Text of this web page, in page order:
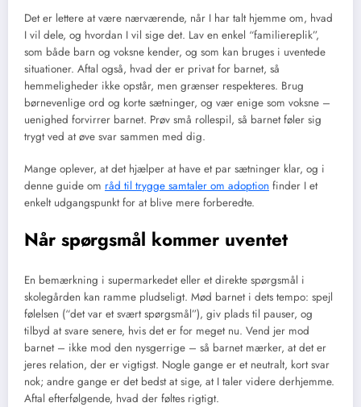
Det er lettere at være nærværende, når I har talt hjemme om, hvad
I vil dele, og hvordan I vil sige det. Lav en enkel “familiereplik”,
som både barn og voksne kender, og som kan bruges i uventede
situationer. Aftal også, hvad der er privat for barnet, så
hemmeligheder ikke opstår, men grænser respekteres. Brug
børnevenlige ord og korte sætninger, og vær enige som voksne –
uenighed forvirrer barnet. Prøv små rollespil, så barnet føler sig
trygt ved at øve svar sammen med dig.
Mange oplever, at det hjælper at have et par sætninger klar, og i
denne guide om råd til trygge samtaler om adoption finder I et
enkelt udgangspunkt for at blive mere forberedte.
Når spørgsmål kommer uventet
En bemærkning i supermarkedet eller et direkte spørgsmål i
skolegården kan ramme pludseligt. Mød barnet i dets tempo: spejl
følelsen (“det var et svært spørgsmål”), giv plads til pauser, og
tilbyd at svare senere, hvis det er for meget nu. Vend jer mod
barnet – ikke mod den nysgerrige – så barnet mærker, at det er
jeres relation, der er vigtigst. Nogle gange er et neutralt, kort svar
nok; andre gange er det bedst at sige, at I taler videre derhjemme.
Aftal efterfølgende, hvad der føltes rigtigt.